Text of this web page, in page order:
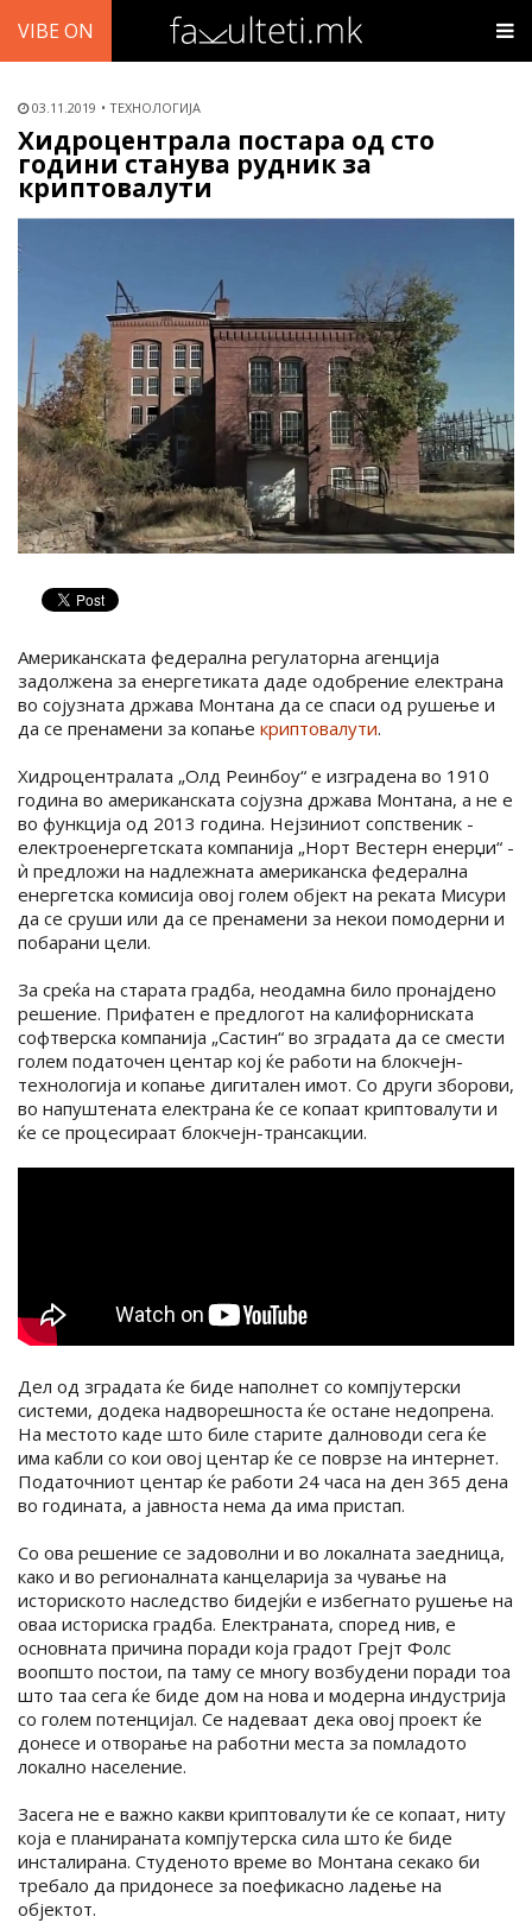
VIBE ON
03.11.2019 ТЕХНОЛОГИЈА
Хидроцентрала постара од сто
години станува рудник за
криптовалути
Американската федерална регулаторна агенција
задолжена за енергетиката даде одобрение електрана
во сојузната држава Монтана да се спаси од рушење и
да се пренамени за копање криптовалути.
Хидроцентралата „Олд Реинбоу“ е изградена во 1910
година во американската сојузна држава Монтана, а не е
во функција од 2013 година. Нејзиниот сопственик -
електроенергетската компанија „Норт Вестерн енерџи“ -
ѝ предложи на надлежната американска федерална
енергетска комисија овој голем објект на реката Мисури
да се сруши или да се пренамени за некои помодерни и
побарани цели.
За среќа на старата градба, неодамна било пронајдено
решение. Прифатен е предлогот на калифорниската
софтверска компанија „Састин“ во зградата да се смести
голем податочен центар кој ќе работи на блокчејн-
технологија и копање дигитален имот. Со други зборови,
во напуштената електрана ќе се копаат криптовалути и
ќе се процесираат блокчејн-трансакции.
Дел од зградата ќе биде наполнет со компјутерски
системи, додека надворешноста ќе остане недопрена.
На местото каде што биле старите далноводи сега ќе
има кабли со кои овој центар ќе се поврзе на интернет.
Податочниот центар ќе работи 24 часа на ден 365 дена
во годината, а јавноста нема да има пристап.
Со ова решение се задоволни и во локалната заедница,
како и во регионалната канцеларија за чување на
историското наследство бидејќи е избегнато рушење на
оваа историска градба. Електраната, според нив, е
основната причина поради која градот Грејт Фолс
воопшто постои, па таму се многу возбудени поради тоа
што таа сега ќе биде дом на нова и модерна индустрија
со голем потенцијал. Се надеваат дека овој проект ќе
донесе и отворање на работни места за помладото
локално население.
Засега не е важно какви криптовалути ќе се копаат, ниту
која е планираната компјутерска сила што ќе биде
инсталирана. Студеното време во Монтана секако би
требало да придонесе за поефикасно ладење на
објектот.